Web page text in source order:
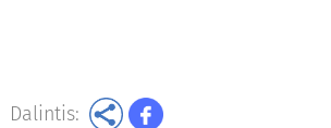
Dalintis: